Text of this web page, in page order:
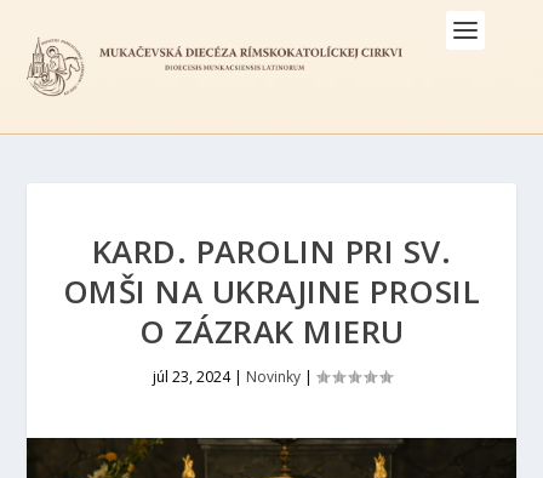
KARD. PAROLIN PRI SV.
OMŠI NA UKRAJINE PROSIL
O ZÁZRAK MIERU
júl 23, 2024| Novinky|